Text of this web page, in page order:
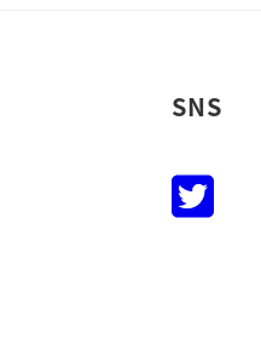
SNS